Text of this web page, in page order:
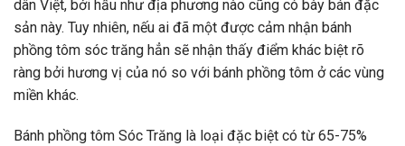
dân Việt, bởi hầu như địa phương nào cũng có bày bán đặc
sản này. Tuy nhiên, nếu ai đã một được cảm nhận bánh
phồng tôm sóc trăng hẳn sẽ nhận thấy điểm khác biệt rõ
ràng bởi hương vị của nó so với bánh phồng tôm ở các vùng
miền khác.
Bánh phồng tôm Sóc Trăng là loại đặc biệt có từ 65-75%